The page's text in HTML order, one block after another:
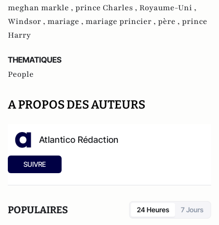
meghan markle , prince Charles , Royaume-Uni ,
Windsor , mariage , mariage princier , père , prince
Harry
THEMATIQUES
People
A PROPOS DES AUTEURS
Atlantico Rédaction
SUIVRE
POPULAIRES 24 Heures 7 Jours